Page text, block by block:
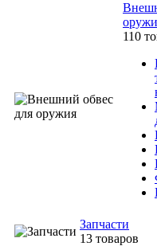
110
Запчасти
13 товаров